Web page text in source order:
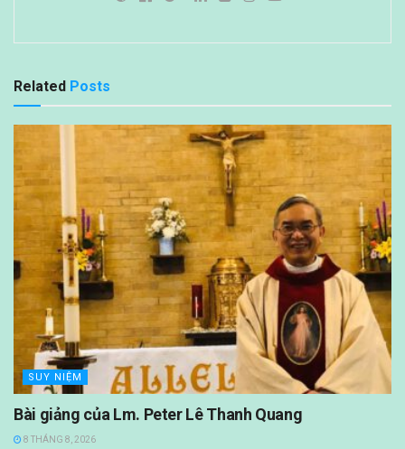
Related Posts
SUY NIỆM
Bài giảng của Lm. Peter Lê Thanh Quang
8 THÁNG 8, 2026